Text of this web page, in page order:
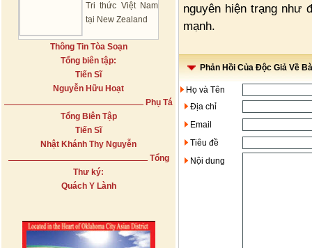
Tri thức Việt Nam
tại New Zealand
Thông Tin Tòa Soạn
Tổng biên tập:
Tiến Sĩ
Nguyễn Hữu Hoạt
Phụ Tá
Tổng Biên Tập
Tiến Sĩ
Nhật Khánh Thy Nguyễn
Tổng
Thư ký:
Quách Y Lành
nguyên hiện trạng như
mạnh.
Phản Hồi Của Độc Giả Về
Họ và Tên
Địa chỉ
Email
Tiêu đề
Nội dung